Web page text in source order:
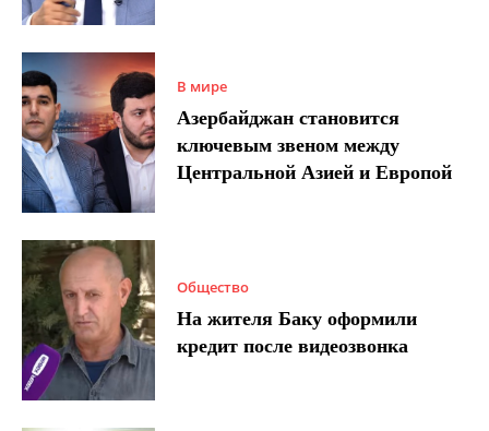
В мире
Азербайджан становится
ключевым звеном между
Центральной Азией и Европой
Общество
На жителя Баку оформили
кредит после видеозвонка